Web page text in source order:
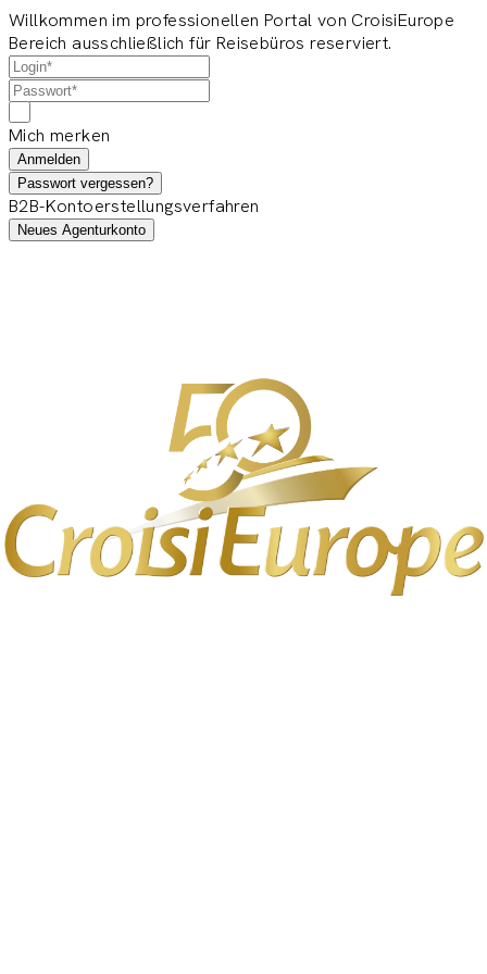
Willkommen im professionellen Portal von CroisiEurope
Bereich ausschließlich für Reisebüros reserviert.
Mich merken
Anmelden
Passwort vergessen?
B2B-Kontoerstellungsverfahren
Neues Agenturkonto